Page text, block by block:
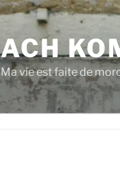
ACH
Ma vie est faite de